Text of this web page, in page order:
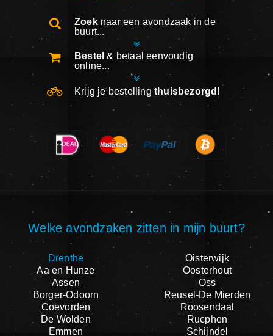
Zoeknaar een avondzaak in de
buurt...
Bestel & betaal eenvoudig
online...
Krijg je bestelling thuisbezorgd !
Welke avondzaken zitten in mijn buurt?
Drenthe
Aa en Hunze
Assen
Borger-Odoorn
Coevorden
De Wolden
Emmen
Oisterwijk
Oosterhout
Oss
Reusel-De Mierden
Roosendaal
Rucphen
Schijndel